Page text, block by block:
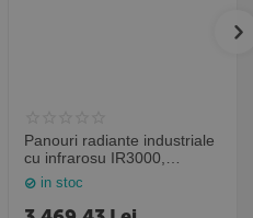
Panouri radiante industriale
cu infrarosu IR3000,
3000W, Frico Suedia
in stoc